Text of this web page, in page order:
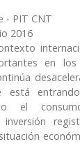
- PIT CNT
2016
en
está
el